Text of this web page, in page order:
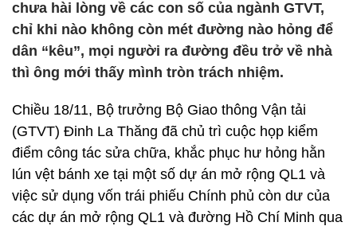
chưa hài lòng về các con số của ngành GTVT,
chỉ khi nào không còn mét đường nào hỏng để
dân “kêu”, mọi người ra đường đều trở về nhà
thì ông mới thấy mình tròn trách nhiệm.
Chiều 18/11, Bộ trưởng Bộ Giao thông Vận tải
(GTVT) Đinh La Thăng đã chủ trì cuộc họp kiểm
điểm công tác sửa chữa, khắc phục hư hỏng hằn
lún vệt bánh xe tại một số dự án mở rộng QL1 và
việc sử dụng vốn trái phiếu Chính phủ còn dư của
các dự án mở rộng QL1 và đường Hồ Chí Minh qua